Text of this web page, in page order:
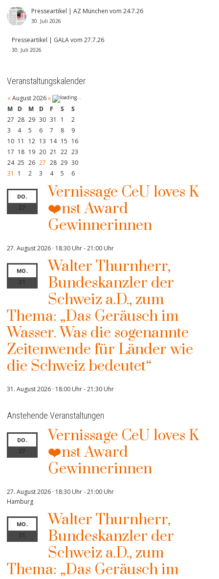
Presseartikel | AZ München vom 24.7.26
30. Juli 2026
Presseartikel | GALA vom 27.7.26
30. Juli 2026
Veranstaltungskalender
« August 2026»
M
D M D F S
S
27 28 29 30 31 1
2
3
4 5 6 7 8
9
10 11 12 13 14 15 16
17 18 19 20 21 22 23
24 25 26 27 28 29 30
31
1 2 3 4 5 6
DO.
27
Vernissage CeU loves K
❤️nst Award
Gewinnerinnen
27. August 2026 · 18:30 Uhr-21:00 Uhr
MO.
31
Walter Thurnherr,
Bundeskanzler der
Schweiz a.D., zum
Thema: „Das Geräusch im
Wasser. Was die sogenannte
Zeitenwende für Länder wie
die Schweiz bedeutet“
31. August 2026 · 18:00 Uhr-21:30 Uhr
Anstehende Veranstaltungen
DO.
27
Vernissage CeU loves K
❤️nst Award
Gewinnerinnen
27. August 2026 · 18:30 Uhr-21:00 Uhr
Hamburg
MO.
31
Walter Thurnherr,
Bundeskanzler der
Schweiz a.D., zum
Thema: „Das Geräusch im